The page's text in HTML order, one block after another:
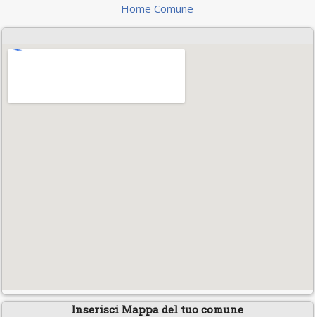
Home Comune
Inserisci Mappa del tuo comune